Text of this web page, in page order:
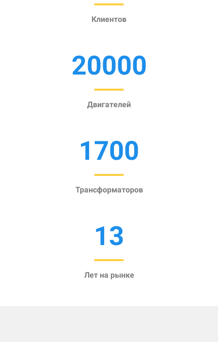
Клиентов
20000
Двигателей
1700
Трансформаторов
13
Лет на рынке